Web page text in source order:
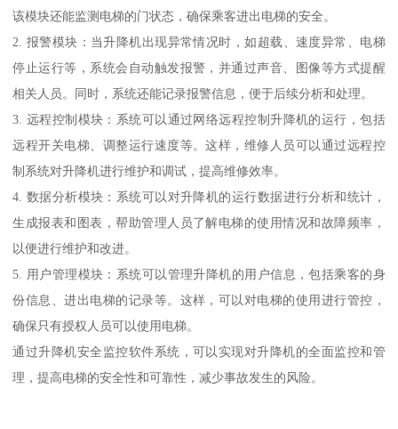
该模块还能监测电梯的门状态，确保乘客进出电梯的安全。
2. 报警模块：当升降机出现异常情况时，如超载、速度异常、电梯
停止运行等，系统会自动触发报警，并通过声音、图像等方式提醒
相关人员。同时，系统还能记录报警信息，便于后续分析和处理。
3. 远程控制模块：系统可以通过网络远程控制升降机的运行，包括
远程开关电梯、调整运行速度等。这样，维修人员可以通过远程控
制系统对升降机进行维护和调试，提高维修效率。
4. 数据分析模块：系统可以对升降机的运行数据进行分析和统计，
生成报表和图表，帮助管理人员了解电梯的使用情况和故障频率，
以便进行维护和改进。
5. 用户管理模块：系统可以管理升降机的用户信息，包括乘客的身
份信息、进出电梯的记录等。这样，可以对电梯的使用进行管控，
确保只有授权人员可以使用电梯。
通过升降机安全监控软件系统，可以实现对升降机的全面监控和管
理，提高电梯的安全性和可靠性，减少事故发生的风险。